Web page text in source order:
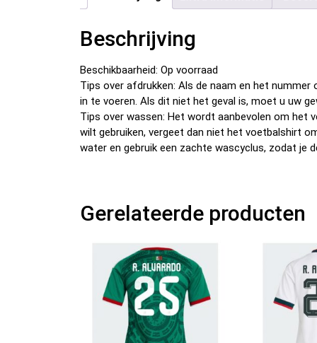
Beschrijving
Beschikbaarheid: Op voorraad
Tips over afdrukken: Als de naam en het
in te voeren. Als dit niet het geval is, moet u uw
Tips over wassen: Het wordt aanbevolen om het
wilt gebruiken, vergeet dan niet het voetbalshirt
water en gebruik een zachte wascyclus, zodat je
Gerelateerde producten